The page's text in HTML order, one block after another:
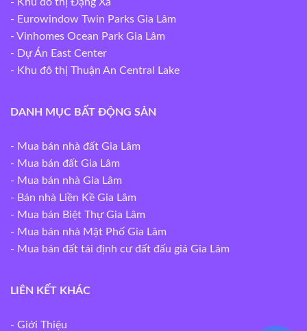
- Eurowindow Twin Parks Gia Lâm
- Vinhomes Ocean Park Gia Lâm
- Dự Án East Center
- Khu đô thị Thuận An Central Lake
DANH MỤC BẤT ĐỘNG SẢN
- Mua bán nhà đất Gia Lâm
- Mua bán đất Gia Lâm
- Mua bán nhà Gia Lâm
- Bán nhà Liền Kề Gia Lâm
- Mua bán Biệt Thự Gia Lâm
- Mua bán nhà Mặt Phố Gia Lâm
- Mua bán đất tái định cư đất đấu giá Gia Lâm
LIÊN KẾT KHÁC
- Giới Thiệu